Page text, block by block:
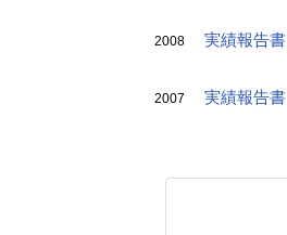
2008 実績報告書
2007 実績報告書